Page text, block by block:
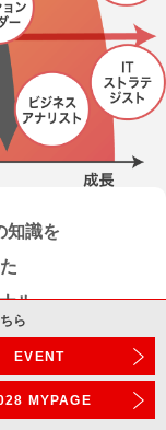
知識を
ル」
術を学びながら、
るスペシャリスト
ら
EVENT
MYPAGE